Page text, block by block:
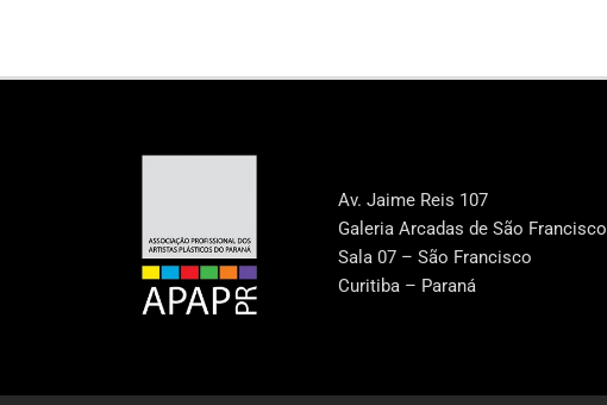
Av. Jaime Reis 107
Galeria Arcadas de São Francisco
Sala 07 – São Francisco
Curitiba – Paraná